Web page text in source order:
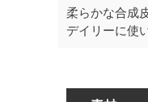
柔らかな合成
デイリーに使